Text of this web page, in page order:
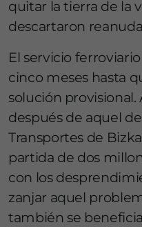
quitar la tierra de la
descartaron
El servicio
cinco meses hasta
solución provisional.
después de aquel
Transportes de
partida de dos
con los
zanjar aquel
también se